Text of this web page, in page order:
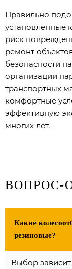
Правильно
установленные
риск
ремонт
безопасности
организации
транспортных
комфортные
эффективную
многих лет.
ВОПРОС-
Какие
резиновые?
Выбор